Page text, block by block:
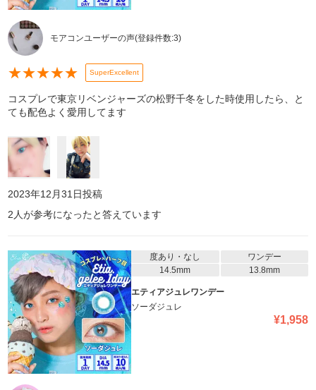
モアコンユーザーの声(登録件数:3)
★★★★★ SuperExcellent
コスプレで東京リベンジャーズの松野千冬をした時使用したら、と
ても配色よく愛用してます
2023年12月31日投稿
2 人が参考になったと答えています
度あり・なし
ワンデー
14.5mm
13.8mm
エティアジュレワンデー
ソーダジュレ
¥1,958